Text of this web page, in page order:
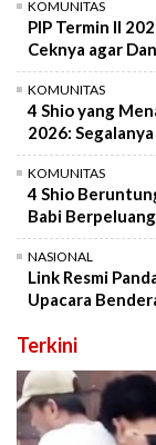
KOMUNITAS
PIP Termin II
Ceknya agar
KOMUNITAS
4 Shio yang
2026:
KOMUNITAS
4 Shio
Babi
NASIONAL
Link Resmi
Upacara
Terkini